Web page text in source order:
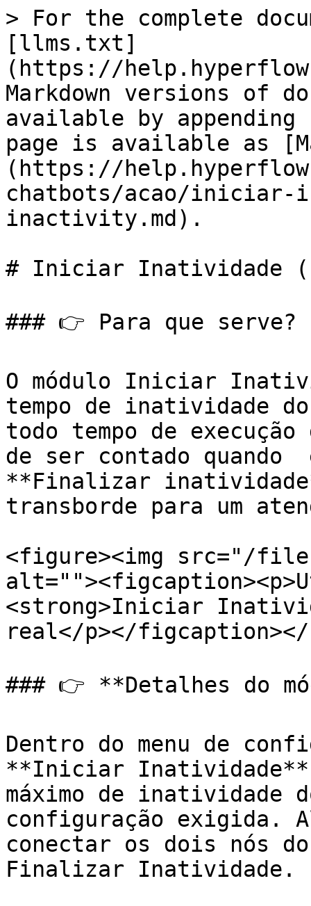
> For the complete
[llms.txt]
(https://
Markdown versions of
available by
page is available as
(https://
chatbots/acao/
inactivity.md).
# Iniciar Inatividade
### 👉 Para que serve?
O módulo Iniciar
tempo de inatividade
todo tempo de
de ser contado quando
**Finalizar
transborde para um
<figure><img src="/
<strong>Iniciar
real</p></
### 👉 **Detalhes do
Dentro do menu de
**Iniciar
máximo de inatividade
configuração exigida.
conectar os dois nós
Finalizar Inatividade.